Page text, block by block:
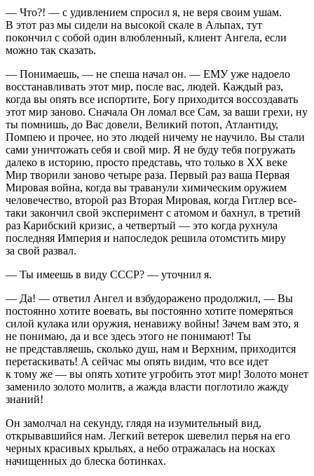
— Что?! — с удивлением спросил я, не веря своим ушам.
В этот раз мы сидели на высокой скале в Альпах, тут
покончил с собой один влюбленный, клиент Ангела, если
можно так сказать.
— Понимаешь, — не спеша начал он. — ЕМУ уже надоело
восстанавливать этот мир, после вас, людей. Каждый раз,
когда вы опять все испортите, Богу приходится воссоздавать
этот мир заново. Сначала Он ломал все Сам, за ваши грехи, ну
ты помнишь, до Вас довели, Великий потоп, Атлантиду,
Помпею и прочее, но это людей ничему не научило. Вы стали
сами уничтожать себя и свой мир. Я не буду тебя погружать
далеко в историю, просто представь, что только в ХХ веке
Мир творили заново четыре раза. Первый раз ваша Первая
Мировая война, когда вы траванули химическим оружием
человечество, второй раз Вторая Мировая, когда Гитлер все-
таки закончил свой эксперимент с атомом и бахнул, в третий
раз Карибский кризис, а четвертый — это когда рухнула
последняя Империя и напоследок решила отомстить миру
за свой развал.
— Ты имеешь в виду СССР? — уточнил я.
— Да! — ответил Ангел и взбудоражено продолжил, — Вы
постоянно хотите воевать, вы постоянно хотите померяться
силой кулака или оружия, ненавижу войны! Зачем вам это, я
не понимаю, да и все здесь этого не понимают! Ты
не представляешь, сколько душ, нам и Верхним, приходится
перетаскивать! А сейчас мы опять видим, что все идет
к тому же — вы опять хотите угробить этот мир! Золото монет
заменило золото молитв, а жажда власти поглотило жажду
знаний!
Он замолчал на секунду, глядя на изумительный вид,
открывавшийся нам. Легкий ветерок шевелил перья на его
черных красивых крыльях, а небо отражалась на носках
начищенных до блеска ботинках.